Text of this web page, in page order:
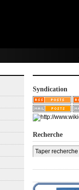
Syndication
Recherche